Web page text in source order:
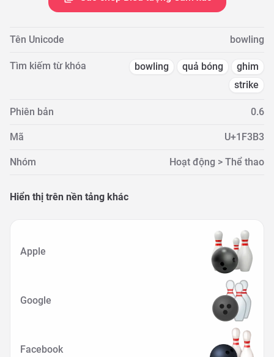
Tên Unicode bowling
Tìm kiếm từ khóa bowling quả bóng
ghim
strike
Phiên bản 0.6
Mã U+1F3B3
Nhóm Hoạt động > Thể thao
Hiển thị trên nền tảng khác
Apple
Google
Facebook